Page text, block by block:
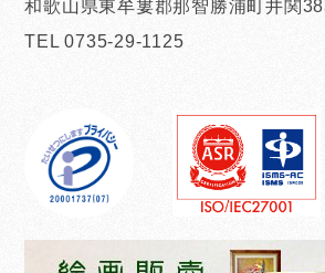
和歌山県東牟婁郡那智勝浦町井関
TEL 0735-29-1125